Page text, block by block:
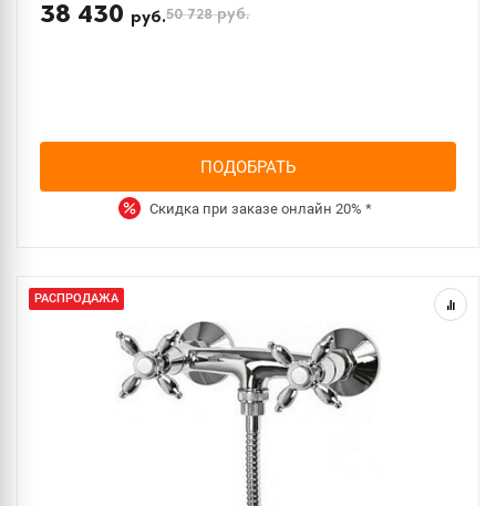
38 430 руб.50 728руб.
ПОДОБРАТЬ
Скидка при заказе онлайн 20% *
РАСПРОДАЖА